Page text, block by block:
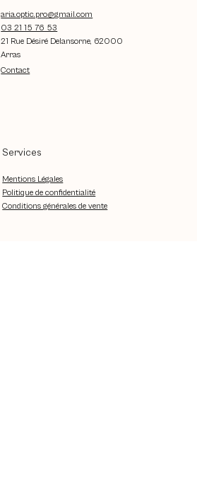
Contact
aria.optic.pro@gmail.com
03 21 15 76 53
21 Rue Désiré Delansorne, 62000
Arras
Services
Mentions Légales
Politique de confidentialité
Conditions générales de vente